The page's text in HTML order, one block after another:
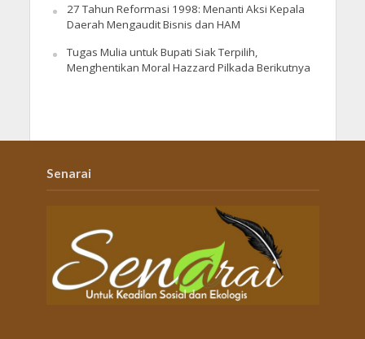
27 Tahun Reformasi 1998: Menanti Aksi Kepala
Daerah Mengaudit Bisnis dan HAM
Tugas Mulia untuk Bupati Siak Terpilih,
Menghentikan Moral Hazzard Pilkada Berikutnya
Senarai